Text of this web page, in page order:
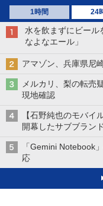
1時間 24
水を飲まずにビール
なよなエール」
アマゾン、兵庫県尼
メルカリ、梨の転
現地確認
【石野純也のモバ
開幕したサブブラン
「Gemini Notebook
応